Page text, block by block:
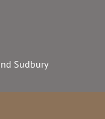
Sudbury